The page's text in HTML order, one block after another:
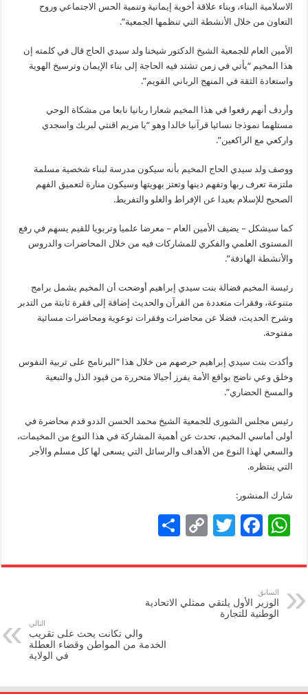
الاسلامية البناء، وبناء علاقة أخوية إيمانية وتنمية الحس الاجتماعي وروح
التعاون من خلال الأنشطة التي تنظمها الجمعية”.
الأمين العام للجمعية الشيخ الدكتور شيخنا ولد سيدي الحاج قال في كلمته إن
هذا المخيم “يأتي في زمن تشتد فيه الحاجة إلى بناء الإيمان وترسيخ الهوية
واستعادة الثقة في المنهج الرباني القويم”.
وأردف أنهم رفعوا في هذا المخيم شعارا ربانيا نابعا من مشكاة الوحي
مستلهما نموذجا نسائيا قرآنيا خالدا وهو “يا مريم اقنتي لبربك واسجدي
واركعي مع الراكعين”.
ووصف ولد سيدي الحاج المخيم بأنه سيكون مدرسة لبناء شخصية مسلمة
ملتزمة تعرف ربها وتفهم دينها وتعتز بهويتها وسيكون منارة لتعميق الفهم
الصحيح للإسلام بعيدا عن الإفراط والغلو والتفريط.
كما سيشكل – يضيف الأمين العام – معرضا علميا وتربويا للقيم يسهم في رفع
المستوى العلمي والفكري للمشاركات فيه من خلال المحاضرات والدروس
والأنشطة الهادفة”.
رئيسة المخيم فضالة بنت سيدي إبراهيم أوضحت أن المخيم يشمل برامج
متنوعة، وفقرات متعددة من القرآن والحديث إضافة إلى فقرة ثابتة من التدبر
وشرح الحديث، فضلا عن محاضرات وفقرات توعوية ومحاضرات مسائية
مفتوحة.
وأكدت بنت سيدي إبراهيم حرصهم من خلال هذا “البرنامج على تربية النفوس
وخلق وعي ناضج بواقع الأمة يفرز أجيالا متحررة من قيود الذل والتبعية
والمسخ الحضاري”.
رئيس مجلس الشورى للجمعية الشيخ محمد الحسن الددو قدم محاضرة في
أولى أماسي المخيم، تحدث عن أهمية المشاركة في هذا النوع من المخيمات،
والسعي لهذا النوع من الأهداف والرسائل التي يسعى لها كل مسلم والأجر
التي ينتظره.
شارك المنشور:
W
at
sA
p
F
e
o
T
tt
C
p
Li
ar
السابق
الوزير الأول يلتقي ممثلي الاتحادية
الوطنية للتجارة
التالي
والي تكانت يحث على تقريب
الخدمة من المواطن وقضاء العطلة
في الولاية